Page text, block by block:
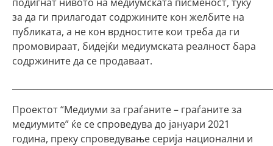
за да ги прилагодат содржините кон желбите на
публиката, а не кон врдностите кои треба да ги
промовираат, бидејќи медиумската реалност бара
содржините да се продаваат.
Проектот “Медиуми за граѓаните – граѓаните за
медиумите” ќе се спроведува до јануари 2021
година, преку спроведување серија национални и